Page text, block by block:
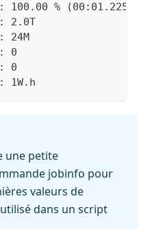
100.00 % (00:01.225)
2.0T
24M
0
0
1W.h
une petite
jobinfo pour
valeurs de
dans un script